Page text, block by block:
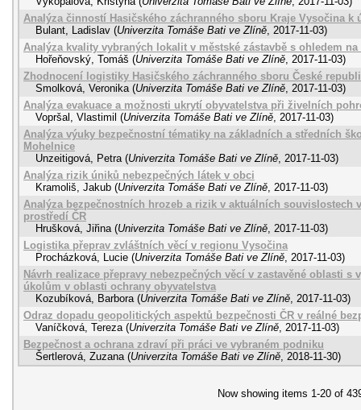
Analýza činností Hasičského záchranného sboru Kraje Vysočina
Bulant, Ladislav (Univerzita Tomáše Bati ve Zlíně, 2017-11-03)
Analýza kvality vybraných lokalit v městské zástavbě s ohledem
Hořeňovský, Tomáš (Univerzita Tomáše Bati ve Zlíně, 2017-11-03)
Zhodnocení logistiky Hasičského záchranného sboru České
Smolková, Veronika (Univerzita Tomáše Bati ve Zlíně, 2017-11-03)
Analýza evakuace a možnosti ukrytí obyvatelstva při živelních
Vopršal, Vlastimil (Univerzita Tomáše Bati ve Zlíně, 2017-11-03)
Analýza výuky bezpečnostní tématiky na základních a středních
Mohelnice
Unzeitigová, Petra (Univerzita Tomáše Bati ve Zlíně, 2017-11-03)
Analýza rizik úniků nebezpečných látek v obci
Kramoliš, Jakub (Univerzita Tomáše Bati ve Zlíně, 2017-11-03)
Analýza bezpečnostních hrozeb a rizik v aktuálních souvislostech
prostředí ČR
Hrušková, Jiřina (Univerzita Tomáše Bati ve Zlíně, 2017-11-03)
Logistika přeprav zvláštních věcí v regionu Vysočina
Procházková, Lucie (Univerzita Tomáše Bati ve Zlíně, 2017-11-03)
Návrh realizace přepravy nebezpečných věcí v zastavěné oblasti s
úkolům v oblasti ochrany obyvatelstva
Kozubíková, Barbora (Univerzita Tomáše Bati ve Zlíně, 2017-11-03)
Odraz dopadu geopolitických aspektů bezpečnosti ČR v reálné
Vaníčková, Tereza (Univerzita Tomáše Bati ve Zlíně, 2017-11-03)
Bezpečnost a ochrana zdraví při práci ve vybraném podniku
Šertlerová, Zuzana (Univerzita Tomáše Bati ve Zlíně, 2018-11-30)
Now showing items 1-20 of